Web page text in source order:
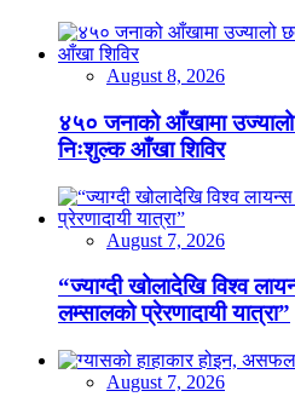
August 8, 2026
४५० जनाको आँखामा उज्यालो
निःशुल्क आँखा शिविर
August 7, 2026
“ज्याग्दी खोलादेखि विश्व
लम्सालको प्रेरणादायी यात्रा”
August 7, 2026